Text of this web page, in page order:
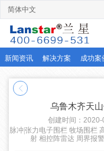
首页
周界产品
解决方案
服务支持
简体中文
乌鲁木齐天
创建时间： 2020-
ꁣ
脉冲|张力电子围栏 牧场围栏
射 相控阵雷达 周界报
新闻资讯 解决方案 成功案